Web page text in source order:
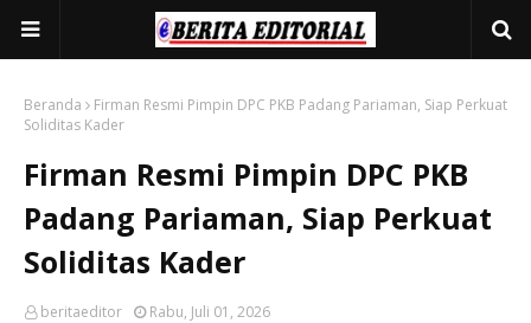
Beranda
Firman Resmi Pimpin DPC PKB Padang Pariaman, Siap Perkuat
Soliditas Kader
Firman Resmi Pimpin DPC PKB
Padang Pariaman, Siap Perkuat
Soliditas Kader
beritaeditor Rabu, Juli 01, 2026